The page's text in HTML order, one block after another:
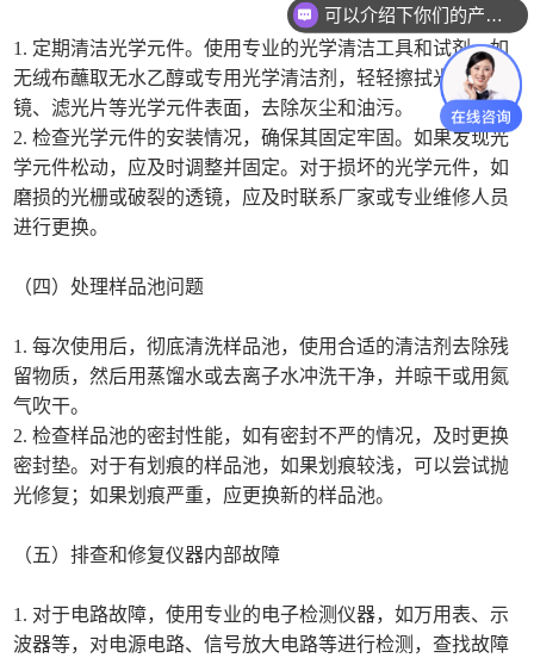
1. 定期清洁光学元件。使用专业的光学清洁工具和试剂，如
无绒布蘸取无水乙醇或专用光学清洁剂，轻轻擦拭光栅、透
镜、滤光片等光学元件表面，去除灰尘和油污。
2. 检查光学元件的安装情况，确保其固定牢固。如果发现光
学元件松动，应及时调整并固定。对于损坏的光学元件，如
磨损的光栅或破裂的透镜，应及时联系厂家或专业维修人员
进行更换。
（四）处理样品池问题
1. 每次使用后，彻底清洗样品池，使用合适的清洁剂去除残
留物质，然后用蒸馏水或去离子水冲洗干净，并晾干或用氮
气吹干。
2. 检查样品池的密封性能，如有密封不严的情况，及时更换
密封垫。对于有划痕的样品池，如果划痕较浅，可以尝试抛
光修复；如果划痕严重，应更换新的样品池。
（五）排查和修复仪器内部故障
1. 对于电路故障，使用专业的电子检测仪器，如万用表、示
波器等，对电源电路、信号放大电路等进行检测，查找故障
可以介绍下你们的产品么